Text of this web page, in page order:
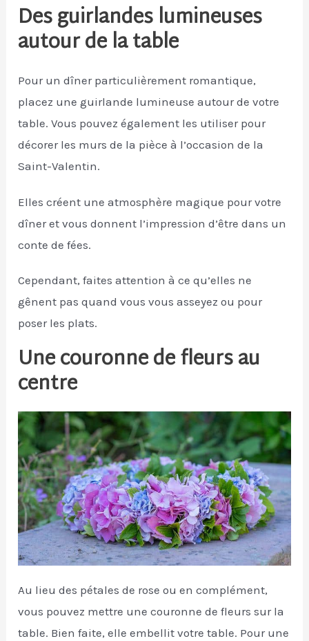
Des guirlandes lumineuses
autour de la table
Pour un dîner particulièrement romantique,
placez une guirlande lumineuse autour de votre
table. Vous pouvez également les utiliser pour
décorer les murs de la pièce à l’occasion de la
Saint-Valentin.
Elles créent une atmosphère magique pour votre
dîner et vous donnent l’impression d’être dans un
conte de fées.
Cependant, faites attention à ce qu’elles ne
gênent pas quand vous vous asseyez ou pour
poser les plats.
Une couronne de fleurs au
centre
Au lieu des pétales de rose ou en complément,
vous pouvez mettre une couronne de fleurs sur la
table. Bien faite, elle embellit votre table. Pour une